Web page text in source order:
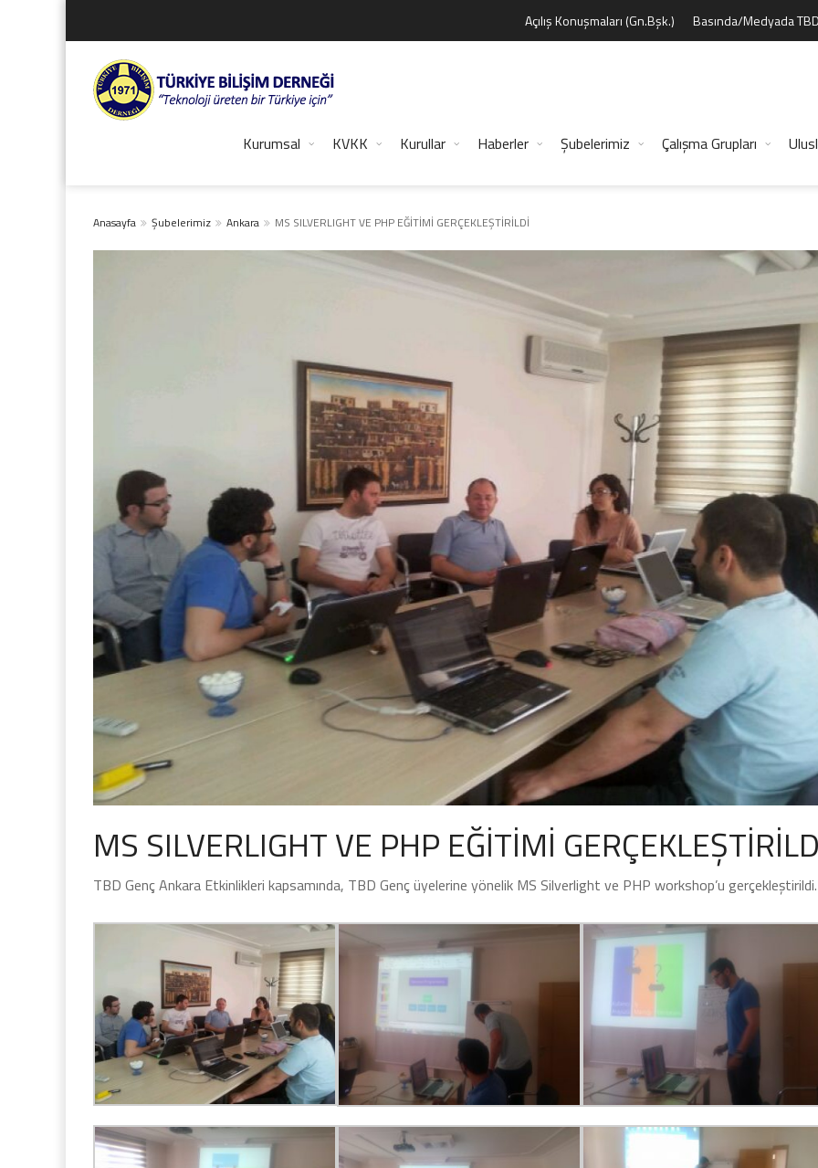
Açılış Konuşmaları (Gn.Bşk.) Basında/Medyada
Kurumsal KVKK Kurullar Haberler Şubelerimiz Çalışma Grupları
Anasayfa Şubelerimiz Ankara MS SILVERLIGHT VE PHP EĞİTİMİ GERÇEKLEŞTİRİLDİ
MS SILVERLIGHT VE PHP EĞİTİMİ
TBD Genç Ankara Etkinlikleri kapsamında, TBD Genç üyelerine yönelik MS Silverlight ve PHP workshop’u gerçekleştirildi.